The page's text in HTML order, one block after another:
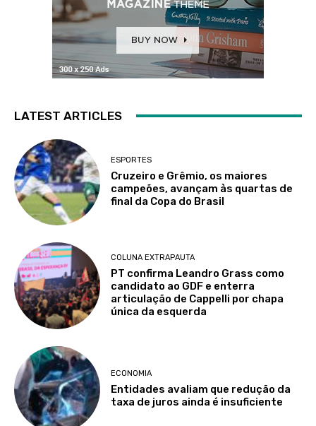
LATEST ARTICLES
ESPORTES
Cruzeiro e Grêmio, os maiores
campeões, avançam às quartas de
final da Copa do Brasil
COLUNA EXTRAPAUTA
PT confirma Leandro Grass como
candidato ao GDF e enterra
articulação de Cappelli por chapa
única da esquerda
ECONOMIA
Entidades avaliam que redução da
taxa de juros ainda é insuficiente